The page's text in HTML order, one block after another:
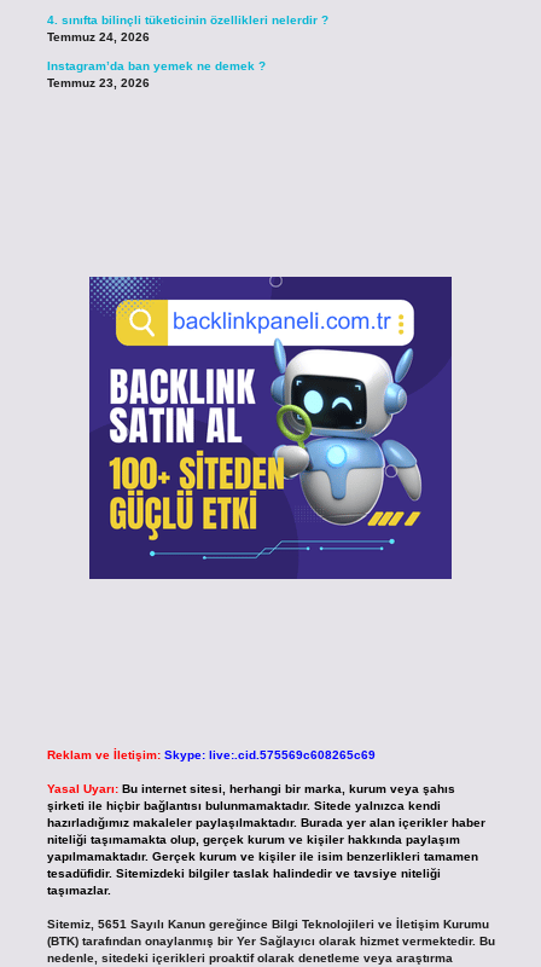
4. sınıfta bilinçli tüketicinin özellikleri nelerdir ?
Temmuz 24, 2026
Instagram’da ban yemek ne demek ?
Temmuz 23, 2026
Reklam ve İletişim: Skype: live:.cid.575569c608265c69
Yasal Uyarı: Bu internet sitesi, herhangi bir marka, kurum veya şahıs
şirketi ile hiçbir bağlantısı bulunmamaktadır. Sitede yalnızca kendi
hazırladığımız makaleler paylaşılmaktadır. Burada yer alan içerikler haber
niteliği taşımamakta olup, gerçek kurum ve kişiler hakkında paylaşım
yapılmamaktadır. Gerçek kurum ve kişiler ile isim benzerlikleri tamamen
tesadüfidir. Sitemizdeki bilgiler taslak halindedir ve tavsiye niteliği
taşımazlar.
Sitemiz, 5651 Sayılı Kanun gereğince Bilgi Teknolojileri ve İletişim Kurumu
(BTK) tarafından onaylanmış bir Yer Sağlayıcı olarak hizmet vermektedir. Bu
nedenle, sitedeki içerikleri proaktif olarak denetleme veya araştırma